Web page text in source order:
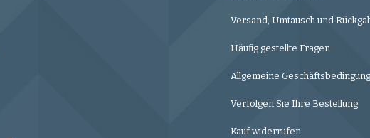
Versand, Umtausch und
Häufig gestellte Fragen
Allgemeine
Verfolgen Sie Ihre Bestellung
Kauf widerrufen